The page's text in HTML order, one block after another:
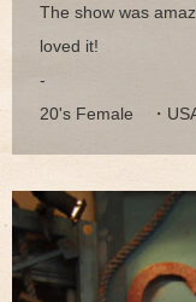
The show was
loved it!
-
20's Female ・